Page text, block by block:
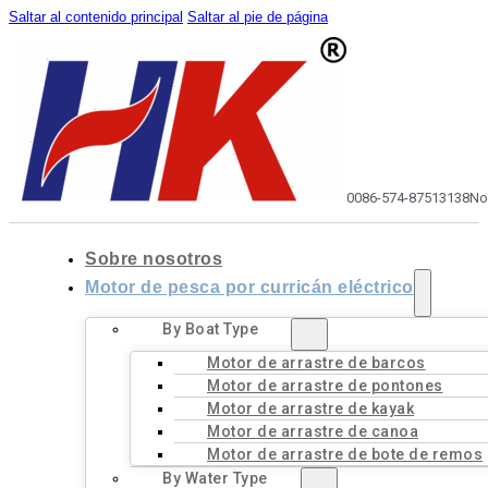
Saltar al contenido principal Saltar al pie de página
0086-574-87513138
Sobre nosotros
Motor de pesca por curricán eléctrico
By Boat Type
Motor de arrastre de barcos
Motor de arrastre de pontones
Motor de arrastre de kayak
Motor de arrastre de canoa
Motor de arrastre de bote de remos
By Water Type